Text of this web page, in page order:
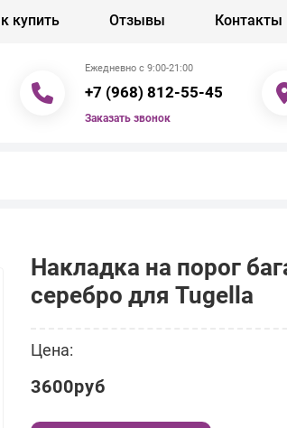
купить Отзывы Контакты
Ежедневно с 9:00-21:00
+7 (968) 812-55-45
Заказать звонок
Накладка на порог
серебро для Tugella
Цена:
3600руб